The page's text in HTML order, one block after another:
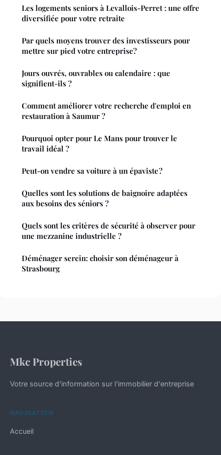
Les logements seniors à Levallois-Perret : une offre
diversifiée pour votre retraite
Par quels moyens trouver des investisseurs pour
mettre sur pied votre entreprise?
Jours ouvrés, ouvrables ou calendaire : que
signifient-ils ?
Comment améliorer votre recherche d'emploi en
restauration à Saumur ?
Pourquoi opter pour Le Mans pour trouver le
travail idéal ?
Peut-on vendre sa voiture à un épaviste ?
Quelles sont les solutions de baignoire adaptées
aux besoins des séniors ?
Quels sont les critères de sécurité à observer pour
une mezzanine industrielle ?
Déménager serein: choisir son déménageur à
Strasbourg
Mkc Properties
Votre source d'information sur l'immobilier d'entreprise
NAVIGATION
Accueil